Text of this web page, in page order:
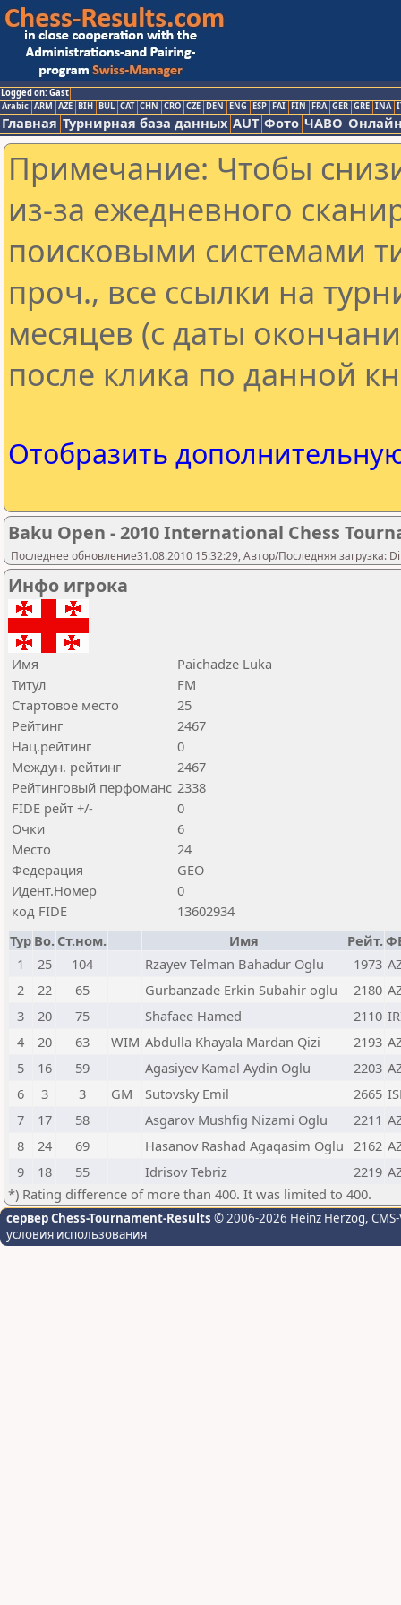
Logged on: Gast
Arabic ARM AZE BIH BUL CAT CHN CRO CZE DEN ENG ESP FAI FIN FRA GER GRE INA
Главная Турнирная база данных AUT Фото ЧАВО
Примечание: Чтобы
из-за ежедневного
поисковыми системами
проч., все ссылки на
месяцев (с даты
после клика по данной
Отобразить
Baku Open - 2010 International Chess
Последнее обновление31.08.2010 15:32:29, Автор/Последняя загрузка:
Инфо игрока
Имя
Paichadze Luka
Титул
FM
Стартовое место
25
Рейтинг
2467
Нац.рейтинг
0
Междун. рейтинг
2467
Рейтинговый перфоманс 2338
FIDE рейт +/-
0
Очки
6
Место
24
Федерация
GEO
Идент.Номер
0
код FIDE
13602934
Тур Bo. Ст.ном. Имя Рейт.
1
25 104 Rzayev Telman Bahadur Oglu 1973
2
22 65 Gurbanzade Erkin Subahir oglu 2180
3
20 75 Shafaee Hamed 2110
4
20 63 WIM Abdulla Khayala Mardan Qizi 2193
5
16 59 Agasiyev Kamal Aydin Oglu 2203
6
3 3 GM Sutovsky Emil 2665
7
17 58 Asgarov Mushfig Nizami Oglu 2211
8
24 69 Hasanov Rashad Agaqasim Oglu 2162
9
18 55 Idrisov Tebriz 2219
*) Rating difference of more than 400. It was limited to 400.
сервер Chess-Tournament-Results © 2006-2026 Heinz Herzog,
условия использования